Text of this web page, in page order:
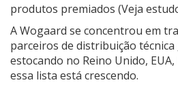
produtos premiados (Veja
A Wogaard se concentrou em
parceiros de distribuição
estocando no Reino Unido,
essa lista está crescendo.